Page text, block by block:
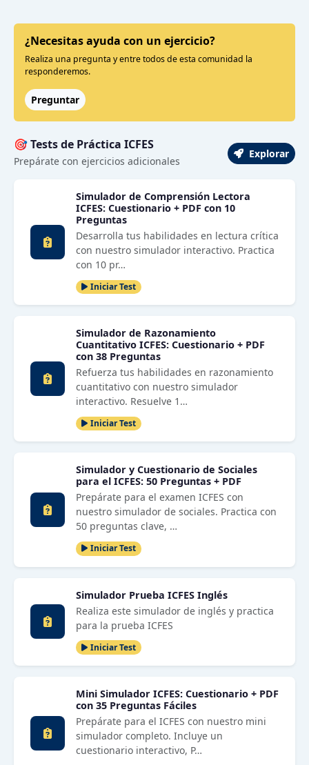
¿Necesitas ayuda con un ejercicio?
Realiza una pregunta y entre todos de esta comunidad la
responderemos.
Preguntar
🎯 Tests de Práctica ICFES
Prepárate con ejercicios adicionales
Explorar
Simulador de Comprensión Lectora
ICFES: Cuestionario + PDF con 10
Preguntas
Desarrolla tus habilidades en lectura crítica
con nuestro simulador interactivo. Practica
con 10 pr…
Iniciar Test
Simulador de Razonamiento
Cuantitativo ICFES: Cuestionario + PDF
con 38 Preguntas
Refuerza tus habilidades en razonamiento
cuantitativo con nuestro simulador
interactivo. Resuelve 1…
Iniciar Test
Simulador y Cuestionario de Sociales
para el ICFES: 50 Preguntas + PDF
Prepárate para el examen ICFES con
nuestro simulador de sociales. Practica con
50 preguntas clave, …
Iniciar Test
Simulador Prueba ICFES Inglés
Realiza este simulador de inglés y practica
para la prueba ICFES
Iniciar Test
Mini Simulador ICFES: Cuestionario + PDF
con 35 Preguntas Fáciles
Prepárate para el ICFES con nuestro mini
simulador completo. Incluye un
cuestionario interactivo, P…